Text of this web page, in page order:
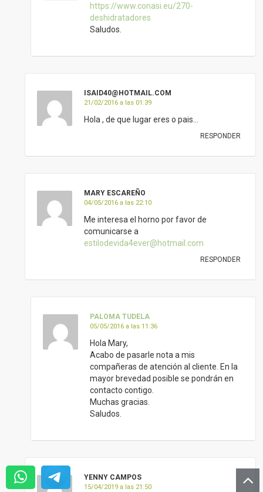
https://www.conasi.eu/270-
deshidratadores
Saludos.
ISAID40@HOTMAIL.COM
21/02/2016 a las 01:39
Hola , de que lugar eres o pais…
RESPONDER
MARY ESCAREÑO
04/05/2016 a las 22:10
Me interesa el horno por favor de
comunicarse a
estilodevida4ever@hotmail.com
RESPONDER
PALOMA TUDELA
05/05/2016 a las 11:36
Hola Mary,
Acabo de pasarle nota a mis
compañeras de atención al cliente. En la
mayor brevedad posible se pondrán en
contacto contigo.
Muchas gracias.
Saludos.
YENNY CAMPOS
15/04/2019 a las 21:50